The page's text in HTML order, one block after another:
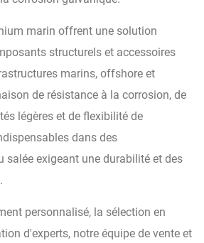
marin offrent une solution
structurels et accessoires
marins, offshore et
de résistance à la corrosion, de
légères et de flexibilité de
dans des
salée exigeant une durabilité et des
personnalisé, la sélection en
d'experts, notre équipe de vente et